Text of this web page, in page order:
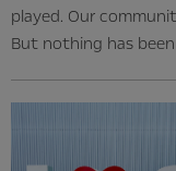
played. Our
But nothing has